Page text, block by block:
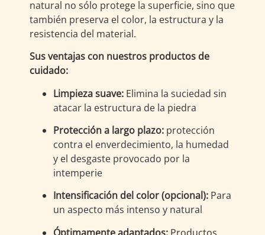
natural no sólo protege la superficie, sino que
también preserva el color, la estructura y la
resistencia del material.
Sus ventajas con nuestros productos de
cuidado:
Limpieza suave: Elimina la suciedad sin
atacar la estructura de la piedra
Protección a largo plazo: protección
contra el enverdecimiento, la humedad
y el desgaste provocado por la
intemperie
Intensificación del color (opcional): Para
un aspecto más intenso y natural